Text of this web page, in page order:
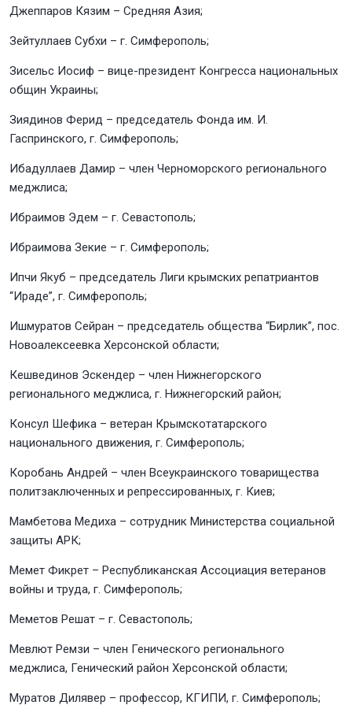
Джеппаров Кязим – Средняя Азия;
Зейтуллаев Субхи – г. Симферополь;
Зисельс Иосиф – вице-президент Конгресса национальных
общин Украины;
Зиядинов Ферид – председатель Фонда им. И.
Гаспринского, г. Симферополь;
Ибадуллаев Дамир – член Черноморского регионального
меджлиса;
Ибраимов Эдем – г. Севастополь;
Ибраимова Зекие – г. Симферополь;
Ипчи Якуб – председатель Лиги крымских репатриантов
“Ираде”, г. Симферополь;
Ишмуратов Сейран – председатель общества “Бирлик”, пос.
Новоалексеевка Херсонской области;
Кешвединов Эскендер – член Нижнегорского
регионального меджлиса, г. Нижнегорский район;
Консул Шефика – ветеран Крымскотатарского
национального движения, г. Симферополь;
Коробань Андрей – член Всеукраинского товарищества
политзаключенных и репрессированных, г. Киев;
Мамбетова Медиха – сотрудник Министерства социальной
защиты АРК;
Мемет Фикрет – Республиканская Ассоциация ветеранов
войны и труда, г. Симферополь;
Меметов Решат – г. Севастополь;
Мевлют Ремзи – член Генического регионального
меджлиса, Генический район Херсонской области;
Муратов Дилявер – профессор, КГИПИ, г. Симферополь;